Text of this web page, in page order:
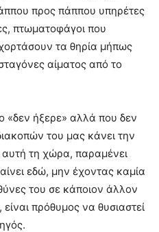
προς πάππου υπηρέτες
πτωματοφάγοι που
τα θηρία μήπως
αίματος από το
ήξερε» αλλά που δεν
του μας κάνει την
τη χώρα, παραμένει
εδώ, μην έχοντας καμία
του σε κάποιον άλλον
πρόθυμος να θυσιαστεί